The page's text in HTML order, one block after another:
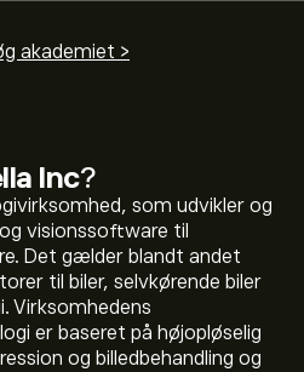
Inc?
som udvikler og
visionssoftware til
Det gælder blandt andet
til biler, selvkørende biler
Virksomhedens
er baseret på højopløselig
og billedbehandling og
akademiet >